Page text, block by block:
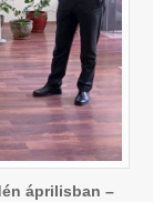
áprilisban –